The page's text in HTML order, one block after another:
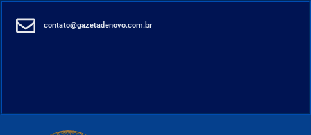
contato@gazetadenovo.com.br